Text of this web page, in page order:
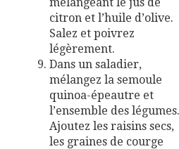
citron et l’huile d’olive.
Salez et poivrez
légèrement.
Dans un saladier,
mélangez la semoule
quinoa-épeautre et
l’ensemble des légumes.
Ajoutez les raisins secs,
les graines de courge